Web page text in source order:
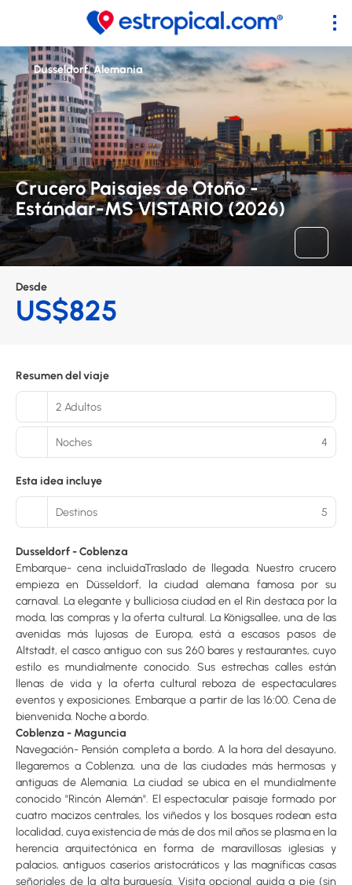
Crucero Paisajes de Otoño -
Estándar-MS VISTARIO (2026)
Dusseldorf, Alemania
Desde
US$825
Resumen del viaje
2 Adultos
Noches 4
Esta idea incluye
Destinos 5
Dusseldorf - Coblenza
Embarque- cena incluidaTraslado de llegada. Nuestro crucero
empieza en Düsseldorf, la ciudad alemana famosa por su
carnaval. La elegante y bulliciosa ciudad en el Rin destaca por la
moda, las compras y la oferta cultural. La Königsallee, una de las
avenidas más lujosas de Europa, está a escasos pasos de
Altstadt, el casco antiguo con sus 260 bares y restaurantes, cuyo
estilo es mundialmente conocido. Sus estrechas calles están
llenas de vida y la oferta cultural reboza de espectaculares
eventos y exposiciones. Embarque a partir de las 16:00. Cena de
bienvenida. Noche a bordo.
Coblenza - Maguncia
Navegación- Pensión completa a bordo. A la hora del desayuno,
llegaremos a Coblenza, una de las ciudades más hermosas y
antiguas de Alemania. La ciudad se ubica en el mundialmente
conocido "Rincón Alemán". El espectacular paisaje formado por
cuatro macizos centrales, los viñedos y los bosques rodean esta
localidad, cuya existencia de más de dos mil años se plasma en la
herencia arquitectónica en forma de maravillosas iglesias y
palacios, antiguos caseríos aristocráticos y las magníficas casas
señoriales de la alta burguesía. Visita opcional guida a pie (sin